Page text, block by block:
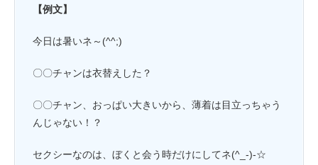
【例文】
今日は暑いネ～(^^;)
〇〇チャンは衣替えした？
〇〇チャン、おっぱい大きいから、薄着は目立っちゃう
んじゃない！？
セクシーなのは、ぼくと会う時だけにしてネ(^_-)-☆